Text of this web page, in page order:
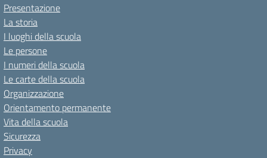
Presentazione
La storia
I luoghi della scuola
Le persone
I numeri della scuola
Le carte della scuola
Organizzazione
Orientamento permanente
Vita della scuola
Sicurezza
Privacy